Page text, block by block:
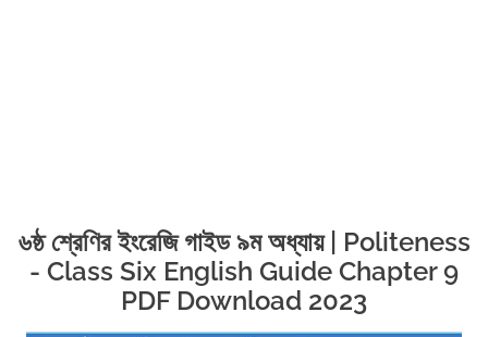
৬ষ্ঠ শ্রেণির ইংরেজি গাইড ৯ম অধ্যায় | Politeness
- Class Six English Guide Chapter 9
PDF Download 2023